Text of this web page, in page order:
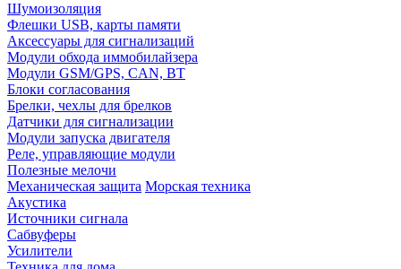
Шумоизоляция
Флешки USB, карты памяти
Аксессуары для сигнализаций
Модули обхода иммобилайзера
Модули GSM/GPS, CAN, BT
Блоки согласования
Брелки, чехлы для брелков
Датчики для сигнализации
Модули запуска двигателя
Реле, управляющие модули
Полезные мелочи
Механическая защита Морская техника
Акустика
Источники сигнала
Сабвуферы
Усилители